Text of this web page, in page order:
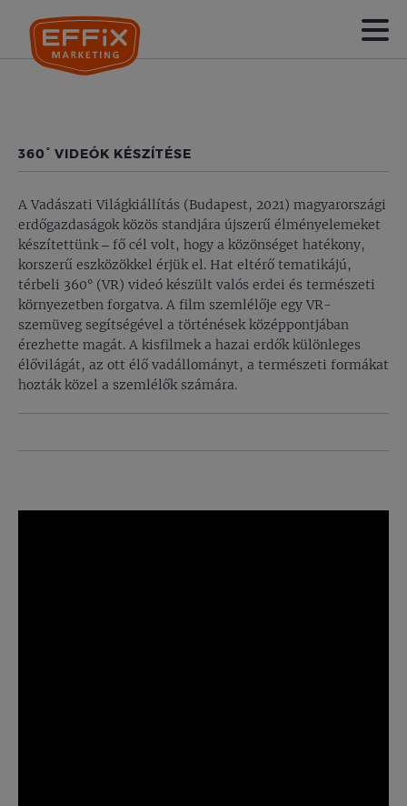
360° VIDEÓK KÉSZÍTÉSE
A Vadászati Világkiállítás (Budapest, 2021) magyarországi
erdőgazdaságok közös standjára újszerű élményelemeket
készítettünk – fő cél volt, hogy a közönséget hatékony,
korszerű eszközökkel érjük el. Hat eltérő tematikájú,
térbeli 360° (VR) videó készült valós erdei és természeti
környezetben forgatva. A film szemlélője egy VR-
szemüveg segítségével a történések középpontjában
érezhette magát. A kisfilmek a hazai erdők különleges
élővilágát, az ott élő vadállományt, a természeti formákat
hozták közel a szemlélők számára.